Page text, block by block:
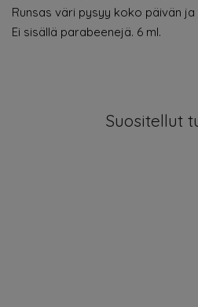
Runsas väri pysyy koko päivän
Ei sisällä parabeenejä. 6 ml.
Suositellut